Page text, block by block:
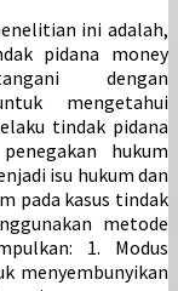
ini adalah,
pidana money
dengan
mengetahui
tindak pidana
hukum
isu hukum dan
pada kasus tindak
metode
1. Modus
menyembunyikan